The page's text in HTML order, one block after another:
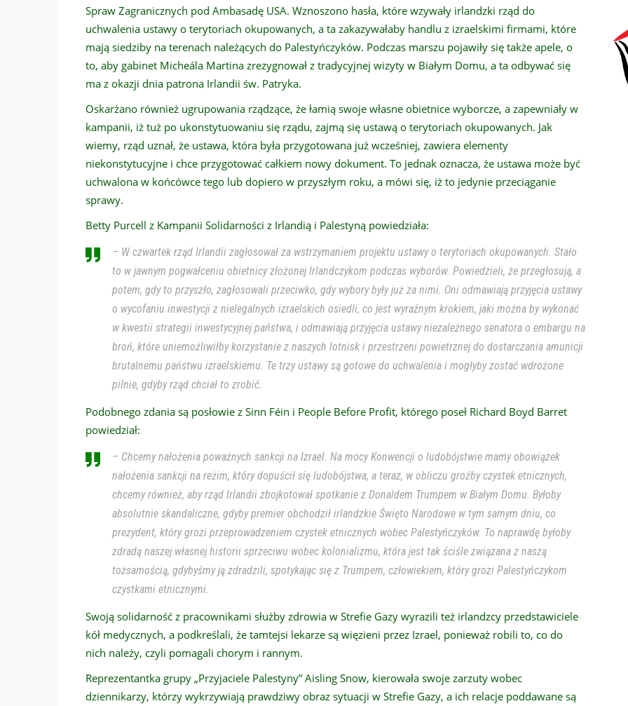
Spraw Zagranicznych pod Ambasadę USA. Wznoszono hasła, które wzywały irlandzki rząd do
uchwalenia ustawy o terytoriach okupowanych, a ta zakazywałaby handlu z izraelskimi firmami, które
mają siedziby na terenach należących do Palestyńczyków. Podczas marszu pojawiły się także apele, o
to, aby gabinet Micheála Martina zrezygnował z tradycyjnej wizyty w Białym Domu, a ta odbywać się
ma z okazji dnia patrona Irlandii św. Patryka.
Oskarżano również ugrupowania rządzące, że łamią swoje własne obietnice wyborcze, a zapewniały w
kampanii, iż tuż po ukonstytuowaniu się rządu, zajmą się ustawą o terytoriach okupowanych. Jak
wiemy, rząd uznał, że ustawa, która była przygotowana już wcześniej, zawiera elementy
niekonstytucyjne i chce przygotować całkiem nowy dokument. To jednak oznacza, że ustawa może być
uchwalona w końcówce tego lub dopiero w przyszłym roku, a mówi się, iż to jedynie przeciąganie
sprawy.
Betty Purcell z Kampanii Solidarności z Irlandią i Palestyną powiedziała:
– W czwartek rząd Irlandii zagłosował za wstrzymaniem projektu ustawy o terytoriach okupowanych. Stało
to w jawnym pogwałceniu obietnicy złożonej Irlandczykom podczas wyborów. Powiedzieli, że przegłosują, a
potem, gdy to przyszło, zagłosowali przeciwko, gdy wybory były już za nimi. Oni odmawiają przyjęcia ustawy
o wycofaniu inwestycji z nielegalnych izraelskich osiedli, co jest wyraźnym krokiem, jaki można by wykonać
w kwestii strategii inwestycyjnej państwa, i odmawiają przyjęcia ustawy niezależnego senatora o embargu na
broń, które uniemożliwiłby korzystanie z naszych lotnisk i przestrzeni powietrznej do dostarczania amunicji
brutalnemu państwu izraelskiemu. Te trzy ustawy są gotowe do uchwalenia i mogłyby zostać wdrożone
pilnie, gdyby rząd chciał to zrobić.
Podobnego zdania są posłowie z Sinn Féin i People Before Profit, którego poseł Richard Boyd Barret
powiedział:
– Chcemy nałożenia poważnych sankcji na Izrael. Na mocy Konwencji o ludobójstwie mamy obowiązek
nałożenia sankcji na reżim, który dopuścił się ludobójstwa, a teraz, w obliczu groźby czystek etnicznych,
chcemy również, aby rząd Irlandii zbojkotował spotkanie z Donaldem Trumpem w Białym Domu. Byłoby
absolutnie skandaliczne, gdyby premier obchodził irlandzkie Święto Narodowe w tym samym dniu, co
prezydent, który grozi przeprowadzeniem czystek etnicznych wobec Palestyńczyków. To naprawdę byłoby
zdradą naszej własnej historii sprzeciwu wobec kolonializmu, która jest tak ściśle związana z naszą
tożsamością, gdybyśmy ją zdradzili, spotykając się z Trumpem, człowiekiem, który grozi Palestyńczykom
czystkami etnicznymi.
Swoją solidarność z pracownikami służby zdrowia w Strefie Gazy wyrazili też irlandzcy przedstawiciele
kół medycznych, a podkreślali, że tamtejsi lekarze są więzieni przez Izrael, ponieważ robili to, co do
nich należy, czyli pomagali chorym i rannym.
Reprezentantka grupy „Przyjaciele Palestyny” Aisling Snow, kierowała swoje zarzuty wobec
dziennikarzy, którzy wykrzywiają prawdziwy obraz sytuacji w Strefie Gazy, a ich relacje poddawane są